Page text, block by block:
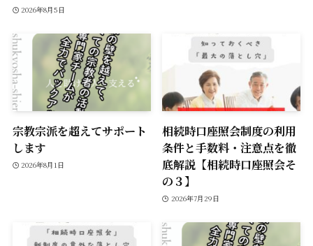
2026年8月5日
宗教宗派を超えてサポート
します
2026年8月1日
相続時口座照会制度の利用
条件と手数料・注意点を徹
底解説【相続時口座照会そ
の３】
2026年7月29日